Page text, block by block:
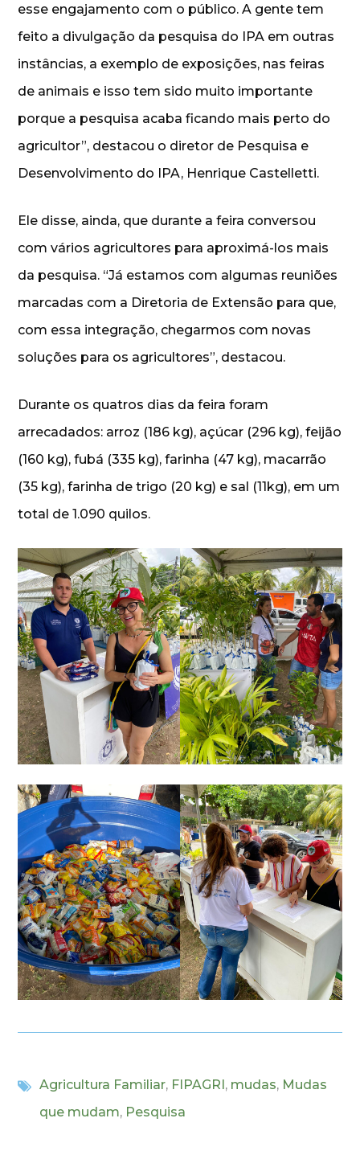
esse engajamento com o público. A gente tem
feito a divulgação da pesquisa do IPA em outras
instâncias, a exemplo de exposições, nas feiras
de animais e isso tem sido muito importante
porque a pesquisa acaba ficando mais perto do
agricultor”, destacou o diretor de Pesquisa e
Desenvolvimento do IPA, Henrique Castelletti.
Ele disse, ainda, que durante a feira conversou
com vários agricultores para aproximá-los mais
da pesquisa. “Já estamos com algumas reuniões
marcadas com a Diretoria de Extensão para que,
com essa integração, chegarmos com novas
soluções para os agricultores”, destacou.
Durante os quatros dias da feira foram
arrecadados: arroz (186 kg), açúcar (296 kg), feijão
(160 kg), fubá (335 kg), farinha (47 kg), macarrão
(35 kg), farinha de trigo (20 kg) e sal (11kg), em um
total de 1.090 quilos.
Agricultura Familiar, FIPAGRI , mudas, Mudas
que mudam, Pesquisa